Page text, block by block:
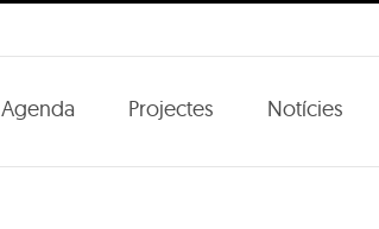
Agenda Projectes Notícies